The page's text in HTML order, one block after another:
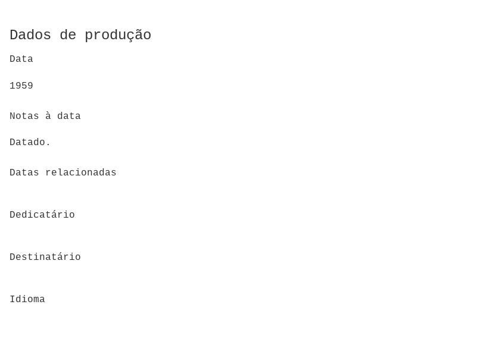
Dados de produção
Data
1959
Notas à data
Datado.
Datas relacionadas
Dedicatário
Destinatário
Idioma